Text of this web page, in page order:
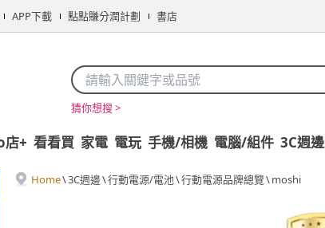
APP下載 點點賺分潤計劃 書店
猜你想搜 >
店+ 看看買 家電 電玩 手機/相機 電腦/組件 3C週邊
Home\3C週邊\行動電源/電池\行動電源品牌總覽\moshi